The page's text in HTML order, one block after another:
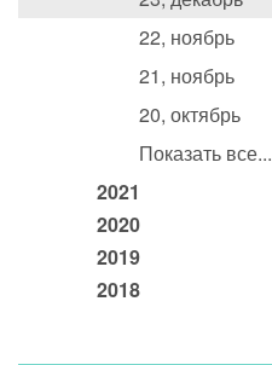
22, ноябрь
21, ноябрь
20, октябрь
Показать все...
2021
2020
2019
2018